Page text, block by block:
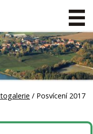
/ Posvícení 2017